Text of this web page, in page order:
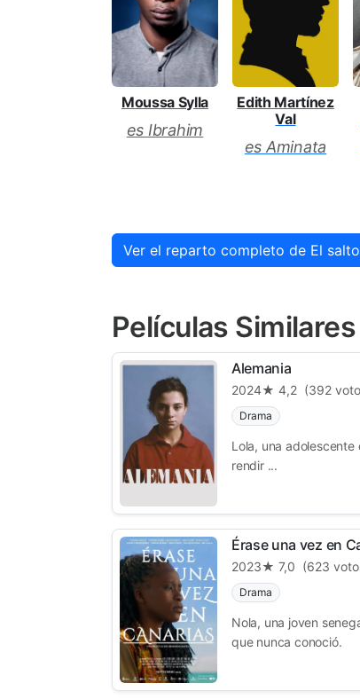
Moussa Sylla
es Ibrahim
Edith Martínez
Val
es Aminata
Ver el reparto completo de El salto
Películas Similares
Alemania
2024★ 4,2 (392
Drama
Lola, una
rendir ...
Érase una vez en
2023★ 7,0 (623
Drama
Nola, una joven
que nunca conoció.